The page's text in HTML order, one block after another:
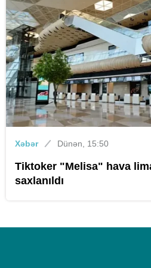
Xəbər Dünən, 15:50
Tiktoker "Melisa" hava
saxlanıldı